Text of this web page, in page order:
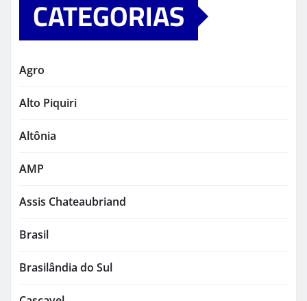
CATEGORIAS
Agro
Alto Piquiri
Altônia
AMP
Assis Chateaubriand
Brasil
Brasilândia do Sul